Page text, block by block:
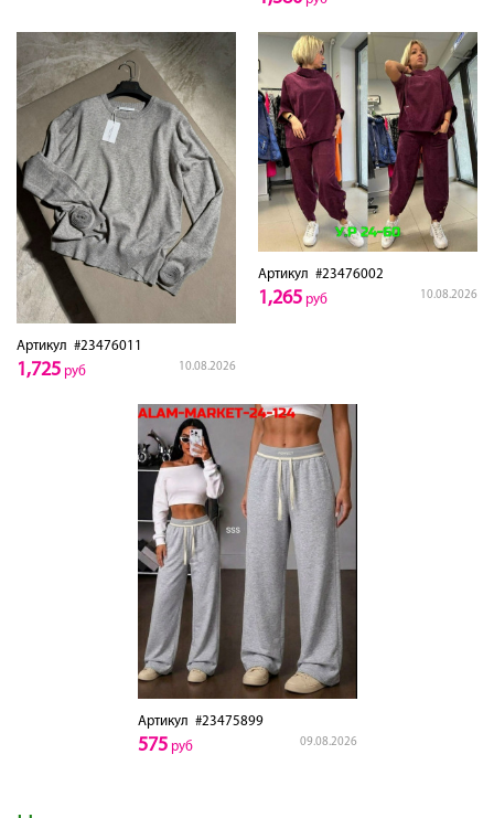
Артикул #23476011
10.08.2026
1,725 руб
Артикул #23476002
10.08.2026
1,265 руб
Артикул #23475899
09.08.2026
575руб